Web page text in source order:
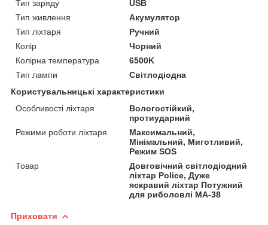
Тип заряду
USB
Тип живлення
Акумулятор
Тип ліхтаря
Ручний
Колір
Чорний
Колірна температура
6500K
Тип лампи
Світлодіодна
Користувальницькі характеристики
Особливості ліхтаря
Вологостійкий,
протиударний
Режими роботи ліхтаря
Максимальний,
Мінімальний, Миготливий,
Режим SOS
Товар
Довговічний світлодіодний
ліхтар Police, Дуже
яскравий ліхтар Потужний
для риболовлі MA-38
Приховати